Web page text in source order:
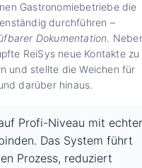
Gastronomiebetriebe die
durchführen –
Dokumentation.
ReiSys neue Kontakte zu
und stellte die Weichen für
darüber hinaus.
Profi-Niveau mit echter
Das System führt
Prozess, reduziert